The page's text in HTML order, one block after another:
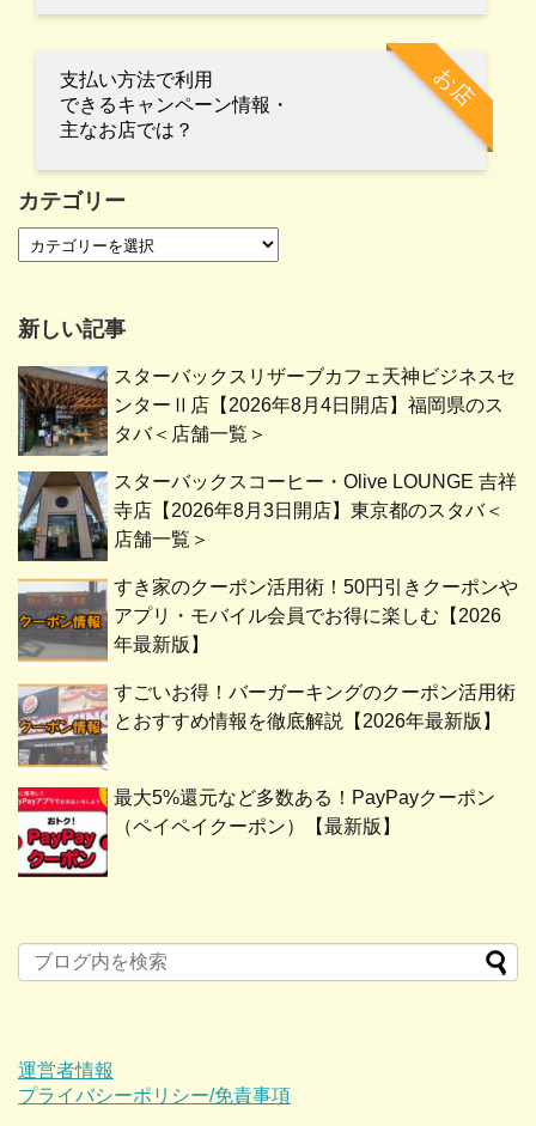
お店
支払い方法で利用
できるキャンペーン情報・
主なお店では？
カテゴリー
新しい記事
スターバックスリザーブカフェ天神ビジネスセ
ンターⅡ店【2026年8月4日開店】福岡県のス
タバ＜店舗一覧＞
スターバックスコーヒー・Olive LOUNGE 吉祥
寺店【2026年8月3日開店】東京都のスタバ＜
店舗一覧＞
すき家のクーポン活用術！50円引きクーポンや
アプリ・モバイル会員でお得に楽しむ【2026
年最新版】
すごいお得！バーガーキングのクーポン活用術
とおすすめ情報を徹底解説【2026年最新版】
最大5%還元など多数ある！PayPayクーポン
（ペイペイクーポン）【最新版】
運営者情報
プライバシーポリシー/免責事項